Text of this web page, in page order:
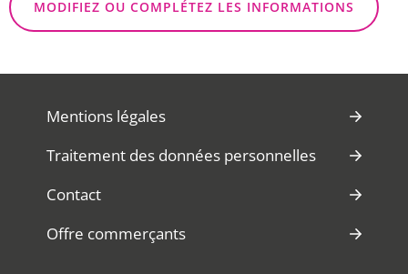
MODIFIEZ OU COMPLÉTEZ LES INFORMATIONS
Mentions légales
Traitement des données personnelles
Contact
Offre commerçants